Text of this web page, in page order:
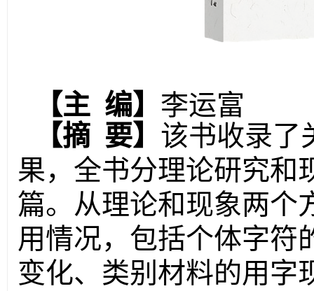
【主 编】 李运富
【摘 要】 该书收录了
果，全书分理论研究和
篇。从理论和现象两个
用情况，包括个体字符
变化、类别材料的用字